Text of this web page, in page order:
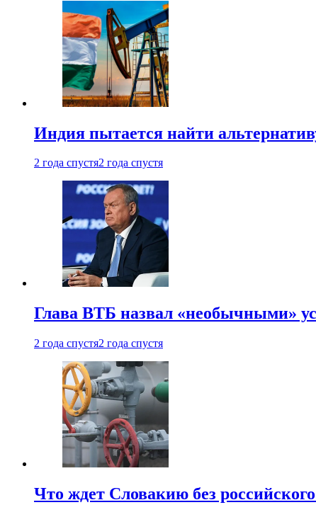
Индия пытается найти
2 года спустя2 года спустя
Глава ВТБ назвал «необычными»
2 года спустя2 года спустя
Что ждет Словакию без